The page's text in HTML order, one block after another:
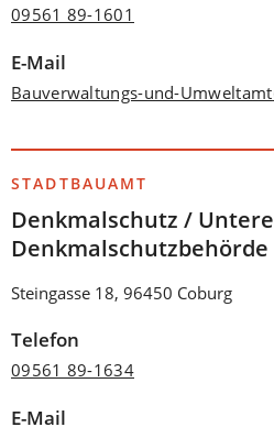
09561 89-1601
E-Mail
Bauverwaltungs-und-Umweltamt
STADTBAUAMT
Denkmalschutz / Untere
Denkmalschutzbehörde
Steingasse 18, 96450 Coburg
Telefon
09561 89-1634
E-Mail